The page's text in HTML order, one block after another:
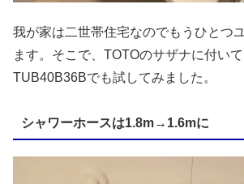
我が家は二世帯住宅なのでもうひとつ
ます。そこで、TOTOのサザナに付い
TUB40B36Bでも試してみました。
シャワーホースは1.8m→1.6mに